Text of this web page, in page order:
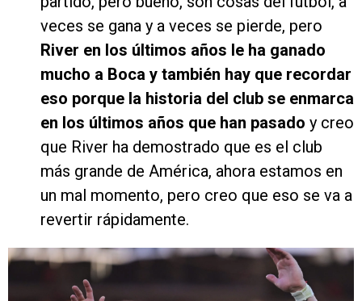
veces se gana y a veces se pierde, pero
River en los últimos años le ha ganado
mucho a Boca y también hay que recordar
eso porque la historia del club se enmarca
en los últimos años que han pasado y creo
que River ha demostrado que es el club
más grande de América, ahora estamos en
un mal momento, pero creo que eso se va a
revertir rápidamente.